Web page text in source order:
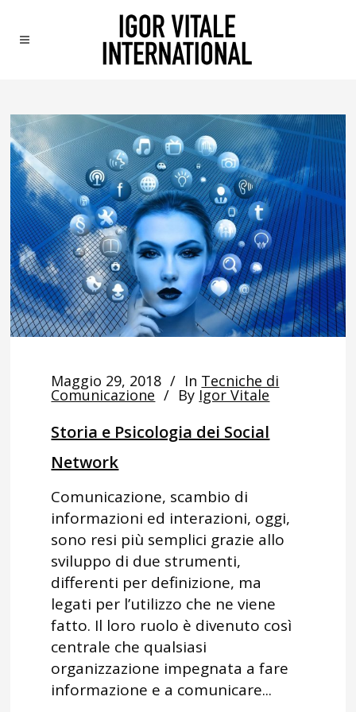
Maggio 29, 2018 In Tecniche di
Comunicazione By Igor Vitale
Storia e Psicologia dei Social
Network
Comunicazione, scambio di
informazioni ed interazioni, oggi,
sono resi più semplici grazie allo
sviluppo di due strumenti,
differenti per definizione, ma
legati per l’utilizzo che ne viene
fatto. Il loro ruolo è divenuto così
centrale che qualsiasi
organizzazione impegnata a fare
informazione e a comunicare...